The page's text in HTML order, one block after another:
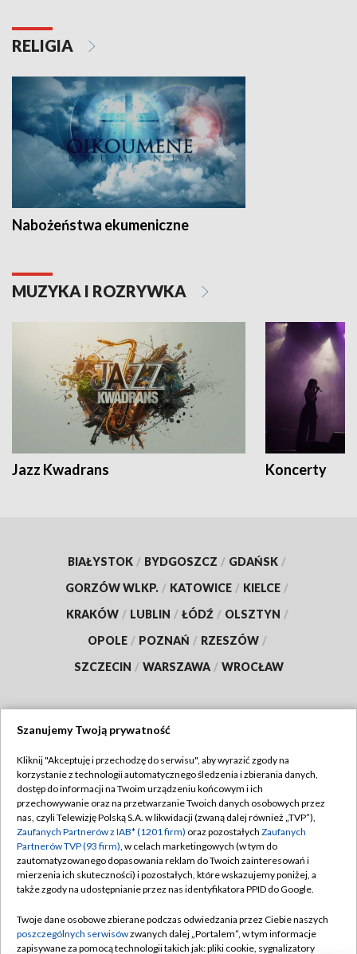
RELIGIA
Nabożeństwa ekumeniczne
MUZYKA I ROZRYWKA
Jazz Kwadrans Koncerty
BIAŁYSTOK / BYDGOSZCZ / GDAŃSK /
GORZÓW WLKP. / KATOWICE / KIELCE /
KRAKÓW / LUBLIN / ŁÓDŹ / OLSZTYN /
OPOLE / POZNAŃ / RZESZÓW /
SZCZECIN / WARSZAWA / WROCŁAW
TVP
Abonament TVP
Emisja w TVP
Centrum informacji TVP
Naziemna Telewizja Cyfrowa
Rada Programowa
Regulamin TVP
Polityka prywatności
Moje zgody
Pomoc
Kontakt
Szanujemy Twoją prywatność
Kliknij "Akceptuję i przechodzę do serwisu", aby wyrazić zgody na
korzystanie z technologii automatycznego śledzenia i zbierania danych,
dostęp do informacji na Twoim urządzeniu końcowym i ich
przechowywanie oraz na przetwarzanie Twoich danych osobowych przez
nas, czyli Telewizję Polską S.A. w likwidacji (zwaną dalej również „TVP”),
Zaufanych Partnerów z IAB* (1201 firm) oraz pozostałych Zaufanych
Partnerów TVP (93 firm), w celach marketingowych (w tym do
zautomatyzowanego dopasowania reklam do Twoich zainteresowań i
mierzenia ich skuteczności) i pozostałych, które wskazujemy poniżej, a
także zgody na udostępnianie przez nas identyfikatora PPID do Google.
Twoje dane osobowe zbierane podczas odwiedzania przez Ciebie naszych
poszczególnych serwisówzwanych dalej „Portalem”, w tym informacje
zapisywane za pomocą technologii takich jak: pliki cookie, sygnalizatory